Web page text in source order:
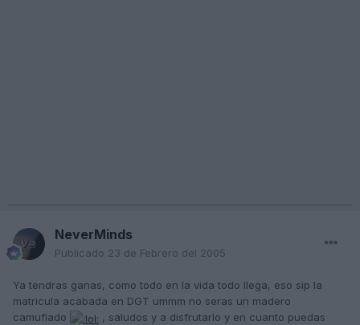
NeverMinds
Publicado 23 de Febrero del 2005
Ya tendras ganas, como todo en la vida todo llega, eso sip la
matricula acabada en DGT ummm no seras un madero
camuflado
, saludos y a disfrutarlo y en cuanto puedas